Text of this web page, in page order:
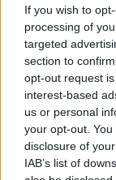
If you wish to
processing of
targeted
section to
opt-out request
interest-based
us or personal
your opt-out.
disclosure of
IAB’s list of